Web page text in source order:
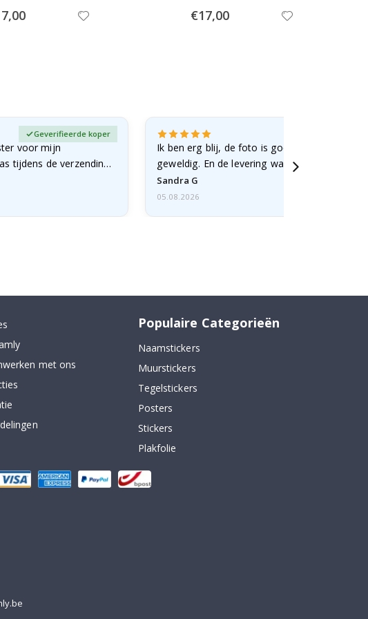
Special
Price
€17,00
voor mijn
tijdens de verzending
Geverifieerde koper
Ik ben erg blij, de foto is goed gelukt en de
geweldig. En de levering was snel.
Sandra G
05.08.2026
met ons
Populaire Categorieën
Naamstickers
Muurstickers
Tegelstickers
Posters
Stickers
Plakfolie